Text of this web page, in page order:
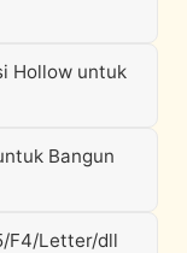
Hollow untuk
Bangun
F4/Letter/dll